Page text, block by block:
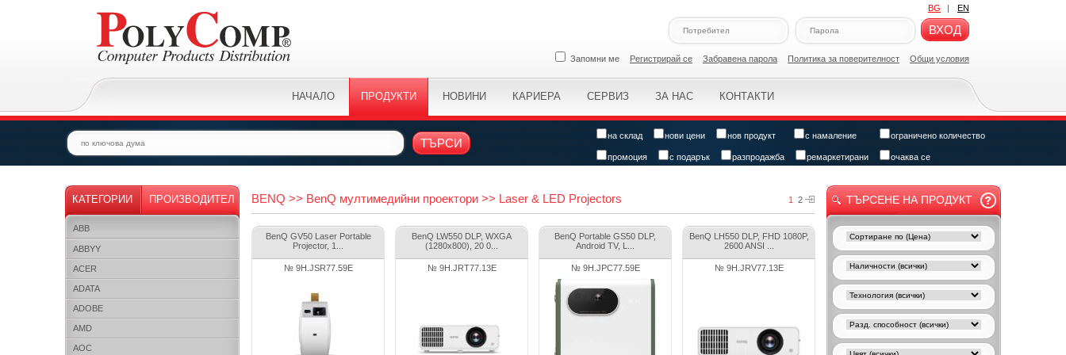
BG | EN
ВХОД
Запомни ме Регистрирай се Забравена парола Политикa за поверителност Общи условия
НАЧАЛО ПРОДУКТИ НОВИНИ КАРИЕРА СЕРВИЗ ЗА НАС КОНТАКТИ
ТЪРСИ
на склад нови цени нов продукт с намаление ограничено количество
промоция с подарък разпродажба ремаркетирани очаква се
КАТЕГОРИИ ПРОИЗВОДИТЕЛ
ABB
ABBYY
ACER
ADATA
ADOBE
AMD
AOC
1 2
BENQ >> BenQ мултимедийни проектори >> Laser & LED Projectors
BenQ GV50 Laser Portable
Projector, 1...
№ 9H.JSR77.59E
BenQ LW550 DLP, WXGA
(1280x800), 20 0...
№ 9H.JRT77.13E
BenQ Portable GS50 DLP,
Android TV, L...
№ 9H.JPC77.59E
BenQ LH550 DLP, FHD 1080P,
2600 ANSI ...
№ 9H.JRV77.13E
ТЪРСЕНЕ НА ПРОДУКТ